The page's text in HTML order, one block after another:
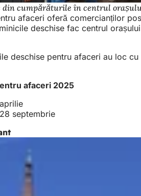
din cumpărăturile în centrul
afaceri oferă comercianților
deschise fac centrul
deschise pentru afaceri au loc
afaceri 2025
septembrie